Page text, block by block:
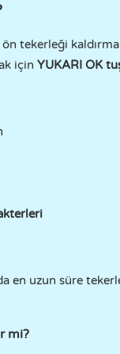
ön tekerleği
için YUKARI OK
en uzun süre
mi?